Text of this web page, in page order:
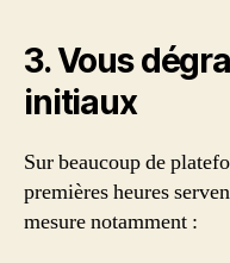
3. Vous
initiaux
Sur beaucoup de
premières heures
mesure notamment :